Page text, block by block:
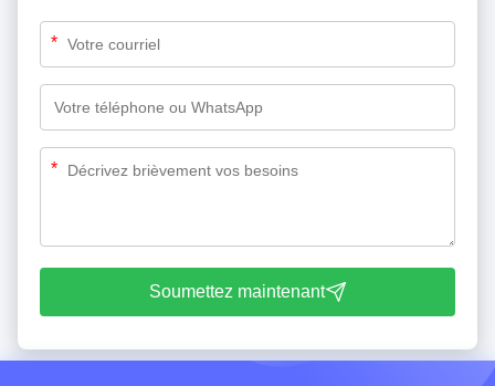
*
*
Soumettez maintenant